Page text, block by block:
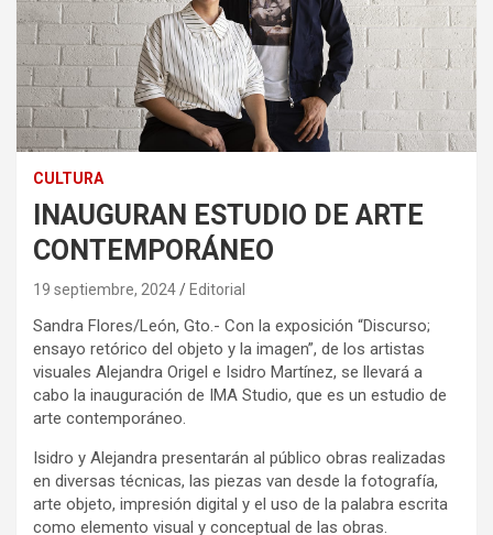
CULTURA
INAUGURAN ESTUDIO DE ARTE
CONTEMPORÁNEO
19 septiembre, 2024 Editorial
Sandra Flores/León, Gto.- Con la exposición “Discurso;
ensayo retórico del objeto y la imagen”, de los artistas
visuales Alejandra Origel e Isidro Martínez, se llevará a
cabo la inauguración de IMA Studio, que es un estudio de
arte contemporáneo.
Isidro y Alejandra presentarán al público obras realizadas
en diversas técnicas, las piezas van desde la fotografía,
arte objeto, impresión digital y el uso de la palabra escrita
como elemento visual y conceptual de las obras.